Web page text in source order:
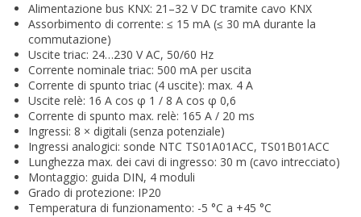
Alimentazione bus KNX: 21–32 V DC tramite cavo KNX
Assorbimento di corrente: ≤ 15 mA (≤ 30 mA durante la
commutazione)
Uscite triac: 24…230 V AC, 50/60 Hz
Corrente nominale triac: 500 mA per uscita
Corrente di spunto triac (4 uscite): max. 4 A
Uscite relè: 16 A cos φ 1 / 8 A cos φ 0,6
Corrente di spunto max. relè: 165 A / 20 ms
Ingressi: 8 × digitali (senza potenziale)
Ingressi analogici: sonde NTC TS01A01ACC, TS01B01ACC
Lunghezza max. dei cavi di ingresso: 30 m (cavo intrecciato)
Montaggio: guida DIN, 4 moduli
Grado di protezione: IP20
Temperatura di funzionamento: -5 °C a +45 °C